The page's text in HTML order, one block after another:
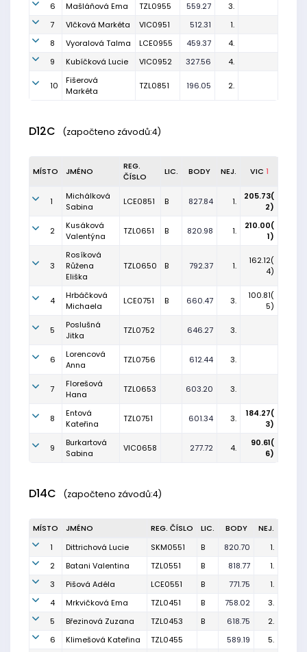
6
Mašláňová Ema TZL0955 559.27
3.
7
Vlčková Markéta VIC0951 512.31
1.
8
Vyoralová Talma LCE0955 459.37
4.
9
Kubíčková Lucie VIC0952 327.56 4.
10
Fišerová
Markéta
TZL0851 196.05 2.
D12C (započteno závodů:4)
MÍSTO JMÉNO
REG.
ČÍSLO
LIC. BODY NEJ. VIC 1
1
Michálková
Sabina
LCE0851 B 827.84 1.
205.73(
2)
2
Kusáková
Valentýna
TZL0651 B 820.98 1.
210.00(
1)
3
Rosíková
Růžena
Eliška
TZL0650 B 792.37 1.
162.12(
4)
4
Hrbáčková
Michaela
LCE0751 B 660.47 3.
100.81(
5)
5
Poslušná
Jitka
TZL0752 646.27 3.
6
Lorencová
Anna
TZL0756 612.44 3.
7
Florešová
Hana
TZL0653 603.20 3.
8
Entová
Kateřina
TZL0751 601.34 3.
184.27(
3)
9
Burkartová
Sabina
VIC0658 277.72 4.
90.61(
6)
D14C (započteno závodů:4)
MÍSTO JMÉNO REG. ČÍSLO LIC. BODY
NEJ.
1
Dittrichová Lucie SKM0551 B 820.70
1.
2
Batani Valentina TZL0551 B 818.77
1.
3
Pišová Adéla LCE0551 B 771.75
1.
4
Mrkvičková Ema TZL0451 B 758.02
3.
5
Březinová Zuzana TZL0453 B 618.75
2.
6
Klimešová Kateřina TZL0455 589.19
5.